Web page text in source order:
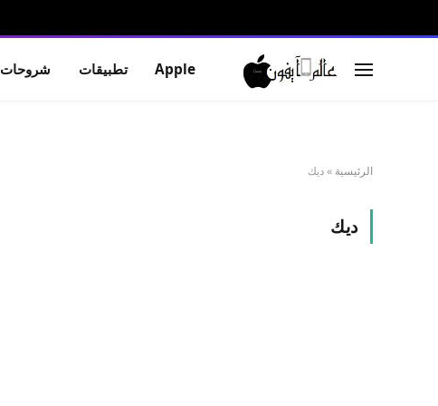
Apple تطبيقات شروحات
الرئيسية »ديك
ديك